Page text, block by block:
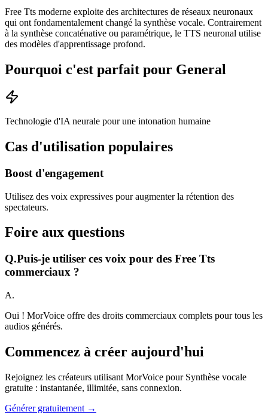
Free Tts moderne exploite des architectures de réseaux neuronaux
qui ont fondamentalement changé la synthèse vocale. Contrairement
à la synthèse concaténative ou paramétrique, le TTS neuronal utilise
des modèles d'apprentissage profond.
Pourquoi c'est parfait pour General
Technologie d'IA neurale pour une intonation humaine
Cas d'utilisation populaires
Boost d'engagement
Utilisez des voix expressives pour augmenter la rétention des
spectateurs.
Foire aux questions
Q.Puis-je utiliser ces voix pour des Free Tts
commerciaux ?
A.
Oui ! MorVoice offre des droits commerciaux complets pour tous les
audios générés.
Commencez à créer aujourd'hui
Rejoignez les créateurs utilisant MorVoice pour Synthèse vocale
gratuite : instantanée, illimitée, sans connexion.
Générer gratuitement →